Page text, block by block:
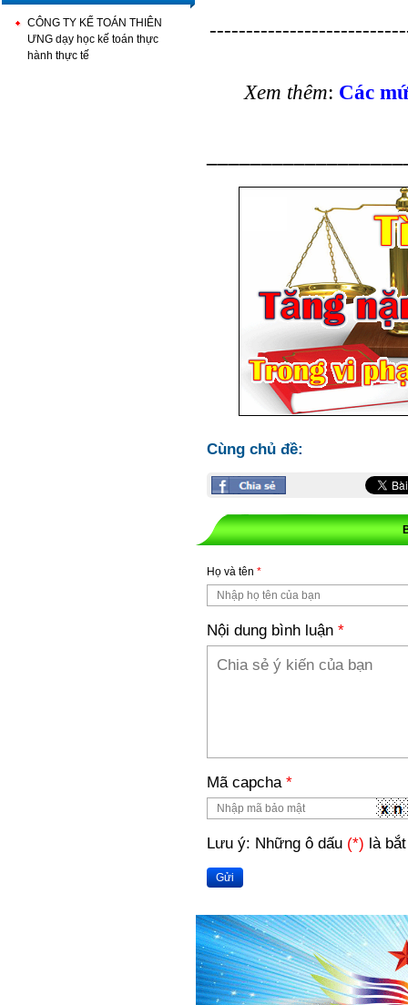
CÔNG TY KẾ TOÁN THIÊN
ƯNG dạy học kế toán thực
hành thực tế
Xem thêm: Các
Cùng chủ đề:
Họ và tên *
Nội dung bình luận *
Mã capcha *
Lưu ý: Những ô dấu (*) là
Gửi